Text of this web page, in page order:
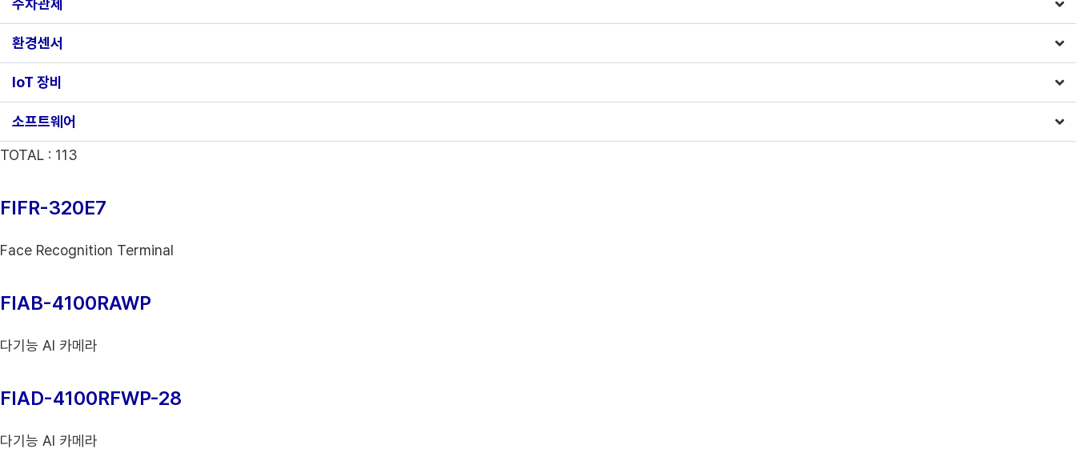
주차관제
환경센서
IoT 장비
소프트웨어
TOTAL : 113
FIFR-320E7
Face Recognition Terminal
FIAB-4100RAWP
다기능 AI 카메라
FIAD-4100RFWP-28
다기능 AI 카메라